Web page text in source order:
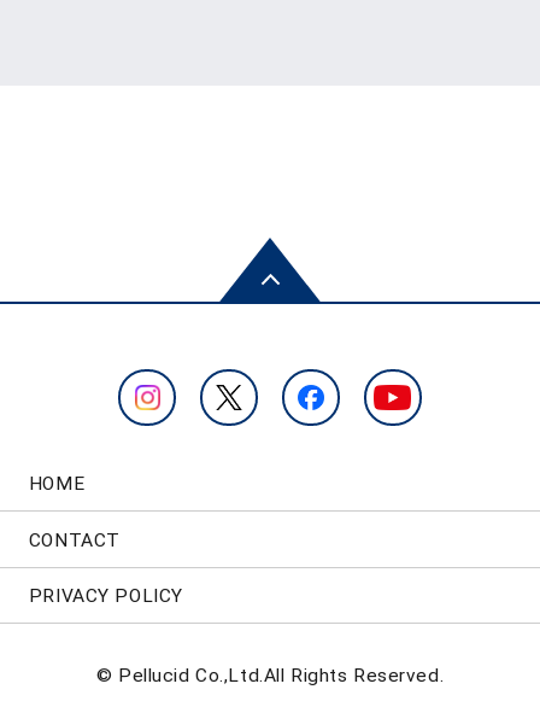
HOME
CONTACT
PRIVACY POLICY
© Pellucid Co.,Ltd.All Rights Reserved.